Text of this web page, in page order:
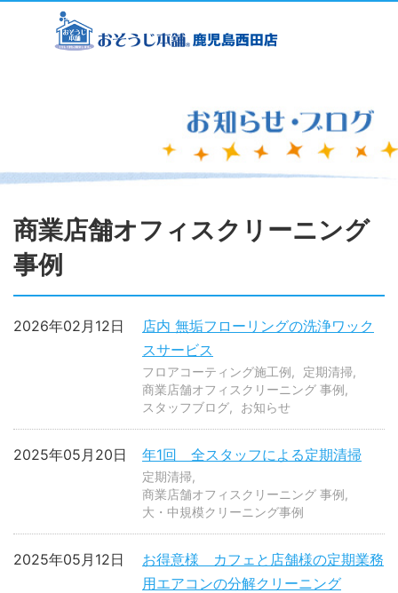
商業店舗オフィスクリーニング
事例
店内 無垢フローリングの洗浄ワック
スサービス
2026年02月12日
フロアコーティング施工例
定期清掃
商業店舗オフィスクリーニング 事例
スタッフブログ
お知らせ
年1回 全スタッフによる定期清掃
2025年05月20日
定期清掃
商業店舗オフィスクリーニング 事例
大・中規模クリーニング事例
お得意様 カフェと店舗様の定期業務
用エアコンの分解クリーニング
2025年05月12日